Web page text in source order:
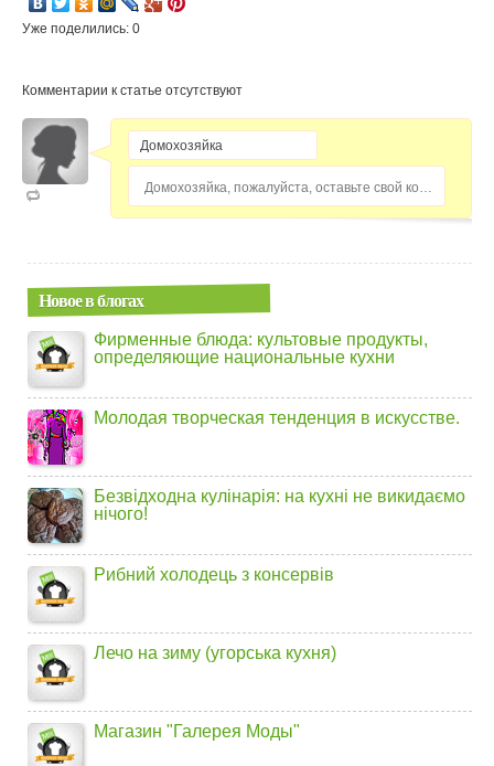
Уже поделились: 0
Комментарии к статье отсутствуют
Домохозяйка, пожалуйста, оставьте свой комментарий...
Новое в блогах
Фирменные блюда: культовые продукты,
определяющие национальные кухни
Молодая творческая тенденция в искусстве.
Безвідходна кулінарія: на кухні не викидаємо
нічого!
Рибний холодець з консервів
Лечо на зиму (угорська кухня)
Магазин "Галерея Моды"